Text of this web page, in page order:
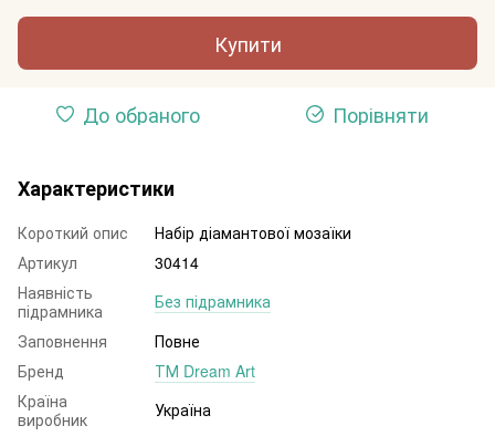
Купити
До обраного Порівняти
Характеристики
Короткий опис
Набір діамантової мозаїки
Артикул
30414
Наявність
підрамника
Без підрамника
Заповнення
Повне
Бренд
ТМ Dream Art
Країна
виробник
Україна